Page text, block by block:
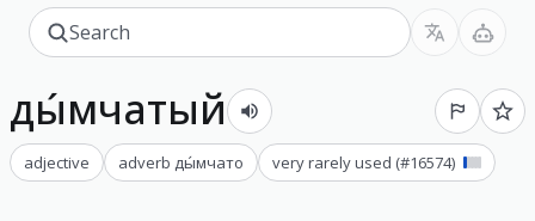
ды́мчатый
adjective adverb ды́мчато very rarely used (#16574)